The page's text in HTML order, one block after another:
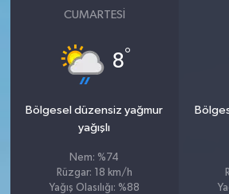
CUMARTESI
8°
Bölgesel düzensiz yağmur
yağışlı
Nem: %74
Rüzgar: 18 km/h
Yağış Olasılığı: %88